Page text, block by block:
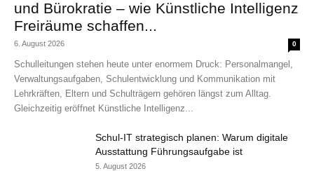
und Bürokratie – wie Künstliche Intelligenz
Freiräume schaffen...
6. August 2026 0
Schulleitungen stehen heute unter enormem Druck: Personalmangel,
Verwaltungsaufgaben, Schulentwicklung und Kommunikation mit
Lehrkräften, Eltern und Schulträgern gehören längst zum Alltag.
Gleichzeitig eröffnet Künstliche Intelligenz...
Schul-IT strategisch planen: Warum digitale
Ausstattung Führungsaufgabe ist
5. August 2026